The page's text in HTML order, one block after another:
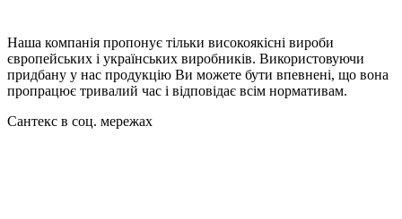
Наша компанія пропонує тільки високоякісні вироби
європейських і українських виробників. Використовуючи
придбану у нас продукцію Ви можете бути впевнені, що вона
пропрацює тривалий час і відповідає всім нормативам.
Сантекс в соц. мережах